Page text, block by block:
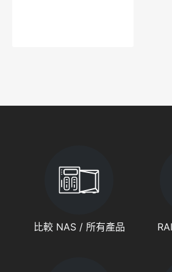
比較 NAS / 所有產品